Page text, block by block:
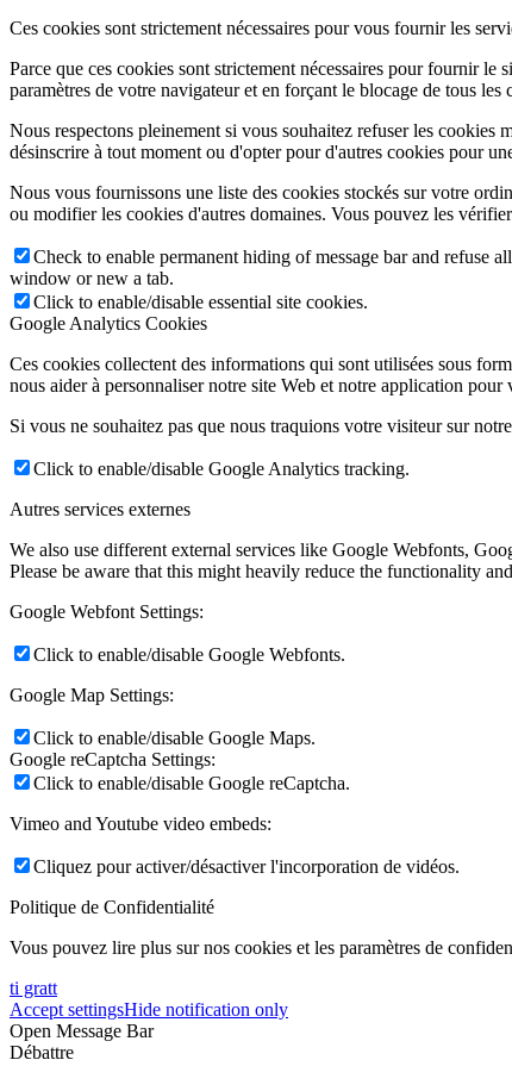
Ces cookies sont strictement nécessaires pour vous fournir les
Parce que ces cookies sont strictement nécessaires pour fournir
paramètres de votre navigateur et en forçant le blocage de tous
Nous respectons pleinement si vous souhaitez refuser les
désinscrire à tout moment ou d'opter pour d'autres cookies pour
Nous vous fournissons une liste des cookies stockés sur votre
ou modifier les cookies d'autres domaines. Vous pouvez les
Check to enable permanent hiding of message bar and
window or new a tab.
Click to enable/disable essential site cookies.
Google Analytics Cookies
Ces cookies collectent des informations qui sont utilisées sous
nous aider à personnaliser notre site Web et notre application
Si vous ne souhaitez pas que nous traquions votre visiteur sur
Click to enable/disable Google Analytics tracking.
Autres services externes
We also use different external services like Google Webfonts,
Please be aware that this might heavily reduce the functionality
Google Webfont Settings:
Click to enable/disable Google Webfonts.
Google Map Settings:
Click to enable/disable Google Maps.
Google reCaptcha Settings:
Click to enable/disable Google reCaptcha.
Vimeo and Youtube video embeds:
Cliquez pour activer/désactiver l'incorporation de vidéos.
Politique de Confidentialité
Vous pouvez lire plus sur nos cookies et les paramètres de
ti gratt
Accept settingsHide notification only
Open Message Bar
Débattre